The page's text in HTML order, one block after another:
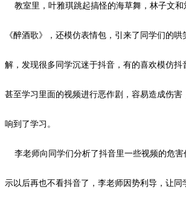
教室里，叶雅琪跳起搞怪的海草舞，林子文和
《醉酒歌》，还模仿表情包，引来了同学们的哄
解，发现很多同学沉迷于抖音，有的喜欢模仿抖
甚至学习里面的视频进行恶作剧，容易造成伤害
响到了学习。
李老师向同学们分析了抖音里一些视频的危害
示以后再也不看抖音了，李老师因势利导，让同